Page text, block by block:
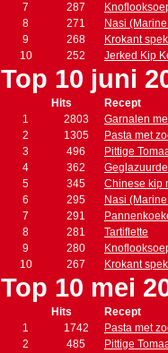
7
287
8
271
Nasi
9
268
Krokant
10
252 Jerked Kip
Top 10 juni
Hits
Recept
1
2803
Garnalen
2
1305
Pasta met
3
496
Pittige
4
362
5
345
Chinese kip
6
295
Nasi
7
291
8
281
Tartiflette
9
280
10
267 Krokant
Top 10 mei
Hits
Recept
1
1742
Pasta met
2
485
Pittige